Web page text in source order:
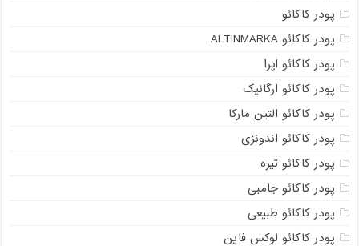
پودر کاکائو
پودر کاکائو ALTINMARKA
پودر کاکائو اپرا
پودر کاکائو ارگانیک
پودر کاکائو التین مارکا
پودر کاکائو اندونزی
پودر کاکائو تیره
پودر کاکائو جامبی
پودر کاکائو طبیعی
پودر کاکائو لوکس فاین